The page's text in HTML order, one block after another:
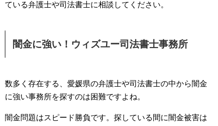
ている弁護士や司法書士に相談してください。
闇金に強い！ウィズユー司法書士事務所
数多く存在する、愛媛県の弁護士や司法書士の中から闇金
に強い事務所を探すのは困難ですよね。
闇金問題はスピード勝負です。探している間に闇金被害は